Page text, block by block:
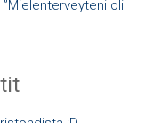
”Mielenterveyteni oli